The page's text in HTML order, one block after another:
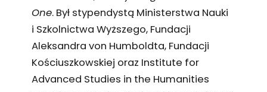
One. Był stypendystą Ministerstwa Nauki
i Szkolnictwa Wyższego, Fundacji
Aleksandra von Humboldta, Fundacji
Kościuszkowskiej oraz Institute for
Advanced Studies in the Humanities